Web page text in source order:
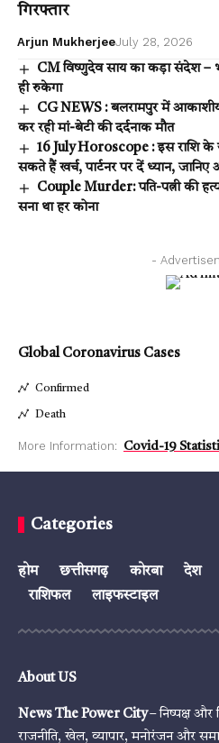
गिरफ्तार
Arjun MukherjeeJuly 28, 2026
CM विष्णुदेव साय का कड़ा संदेश –
ही रुकेगा
CG NEWS : बलरामपुर में
कर रही मां-बेटी की दर्दनाक मौत
16 July Horoscope : इस राशि के
सकते हैं खर्च, पार्टनर पर दें ध्यान,
Couple Murder: पति-पत्नी की
सना था हर कोना
-
Global Coronavirus Cases
Confirmed
Death
More Information: Covid-19
Categories
होम छत्तीसगढ़ कोरबा देश
राशिफल
लाइफस्टाइल
About US
News The Power City– निष्पक्ष और
राजनीति, खेल, व्यापार, मनोरंजन और